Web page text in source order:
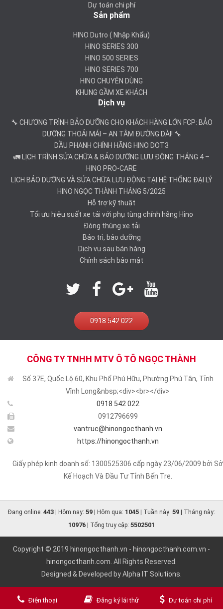
Dự toán chi phí
Sản phẩm
HINO Dutro ( Nhập Khẩu)
HINO SERIES 300
HINO 500 SERIES
HINO SERIES 700
HINO CHUYÊN DÙNG
KHUNG GẦM XE KHÁCH
Dịch vụ
🔧 CHƯƠNG TRÌNH BẢO DƯỠNG CHO KHÁCH HÀNG LỚN FCP: BẢO
DƯỠNG THOẢI MÁI – AN TÂM ĐƯỜNG DÀI! 🔧
DẦU PHANH CHÍNH HÃNG HINO DOT3
🚛 LỊCH TRÌNH SỬA CHỮA & BẢO DƯỠNG LƯU ĐỘNG THÁNG 4 –
HINO PRO-CARE
LỊCH BẢO DƯỠNG VÀ SỬA CHỮA LƯU ĐỘNG TẠI HỆ THỐNG ĐẠI LÝ
HINO NGỌC THÀNH THÁNG 5/2025
Hỗ trợ kỹ thuật
Tối ưu hiệu suất xe tải với phụ tùng chính hãng Hino
Đóng thùng xe tải
Bảo trì, bảo dưỡng
Dịch vụ sau bán hàng
Chính sách bảo mật
0918 542 022
CÔNG TY TNHH MTV Ô TÔ NGỌC THÀNH
Số 37E, Quốc Lộ 60, Khu Phố Phú Hữu, Phường Phú Tân, Tỉnh
Vĩnh Long&nbsp;<div><br></div>
0918 542 022
0912796699
vantruc@hinongocthanh.vn
https://hinongocthanh.vn
Giấy phép kinh doanh số: 1300525306 cấp ngày 23/06/2009 bởi Sở
Kế Hoạch Và Đầu Tư Tỉnh Bến Tre.
Đang online: 443 | Hôm nay: 59 | Hôm qua: 1045 | Tuần này: 59 | Tháng này:
10976 | Tổng truy cập: 5502501
Copyright © 2019 hinongocthanh.vn - hinongocthanh.com.vn -
hinongocthanh.com . All Rights Reserved.
Designed & Developed byAlpha IT Solutions.
Điện thoại Đăng ký lái thử Dự toán chi phí